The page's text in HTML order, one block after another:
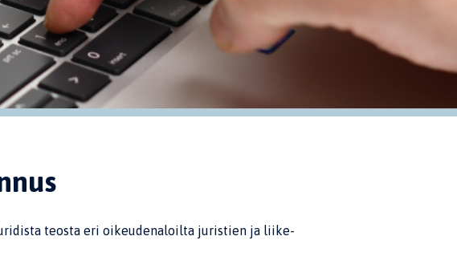
teosta eri oikeudenaloilta juristien ja liike-